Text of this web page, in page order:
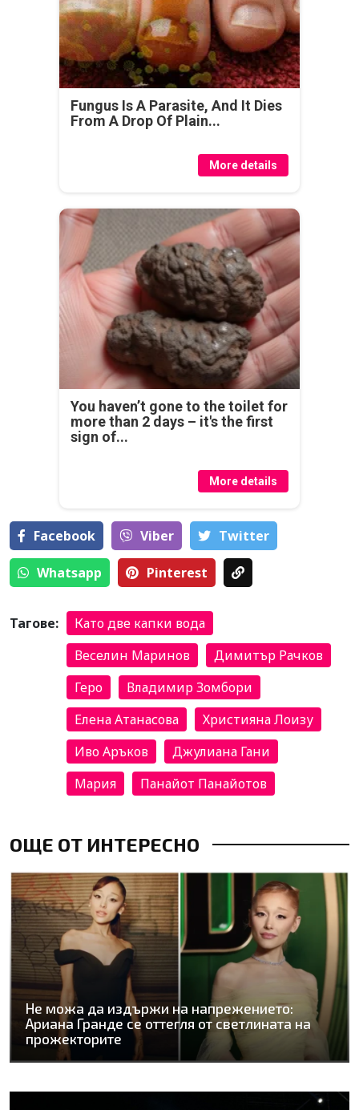
Fungus Is A Parasite, And It Dies
From A Drop Of Plain...
More details
You haven’t gone to the toilet for
more than 2 days – it's the first
sign of...
More details
Facebook Viber Тwitter
Whatsapp Pinterest
Тагове:
Като две капки вода
Веселин Маринов
Димитър Рачков
Геро
Владимир Зомбори
Елена Атанасова
Християна Лоизу
Иво Аръков
Джулиана Гани
Мария
Панайот Панайотов
ОЩЕ ОТ ИНТЕРЕСНО
Не можа да издържи на напрежението:
Ариана Гранде се оттегля от светлината на
прожекторите